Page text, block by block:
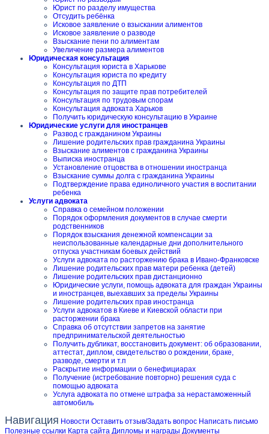
Юрист по разделу имущества
Отсудить ребёнка
Исковое заявление о взыскании алиментов
Исковое заявление о разводе
Взыскание пени по алиментам
Увеличение размера алиментов
Юридическая консультация
Консультация юриста в Харькове
Консультация юриста по кредиту
Консультация по ДТП
Консультация по защите прав потребителей
Консультация по трудовым спорам
Консультация адвоката Харьков
Получить юридическую консультацию в Украине
Юридические услуги для иностранцев
Развод с гражданином Украины
Лишение родительских прав гражданина Украины
Взыскание алиментов с гражданина Украины
Выписка иностранца
Установление отцовства в отношении иностранца
Взыскание суммы долга с гражданина Украины
Подтверждение права единоличного участия в воспитании
ребенка
Услуги адвоката
Справка о семейном положении
Порядок оформления документов в случае смерти
родственников
Порядок взыскания денежной компенсации за
неиспользованные календарные дни дополнительного
отпуска участникам боевых действий
Услуги адвоката по расторжению брака в Ивано-Франковске
Лишение родительских прав матери ребенка (детей)
Лишение родительских прав дистанционно
Юридические услуги, помощь адвоката для граждан Украины
и иностранцев, выехавших за пределы Украины
Лишение родительских прав иностранца
Услуги адвокатов в Киеве и Киевской области при
расторжении брака
Справка об отсутствии запретов на занятие
предпринимательской деятельностью
Получить дубликат, восстановить документ: об образовании,
аттестат, диплом, свидетельство о рождении, браке,
разводе, смерти и т.п
Раскрытие информации о бенефициарах
Получение (истребование повторно) решения суда с
помощью адвоката
Услуга адвоката по отмене штрафа за нерастаможенный
автомобиль
Навигация Новости Оставить отзыв/Задать вопрос Написать письмо
Полезные ссылки Карта сайта Дипломы и награды Документы